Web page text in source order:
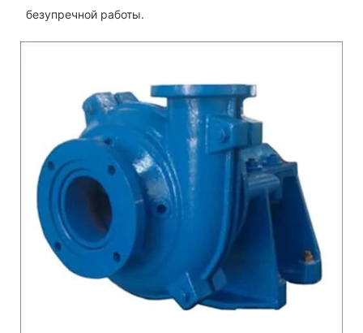
безупречной работы.